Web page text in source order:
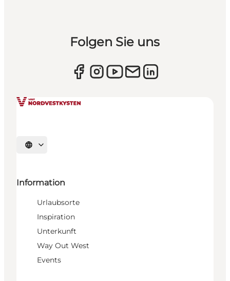
Folgen Sie uns
Sprache auswählen
Information
Urlaubsorte
Inspiration
Unterkunft
Way Out West
Events